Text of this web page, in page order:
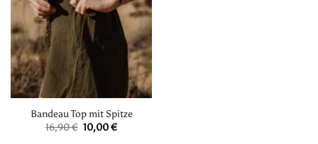
Bandeau Top mit Spitze
16,90€ Ursprünglicher
Preis
10,00€Aktueller